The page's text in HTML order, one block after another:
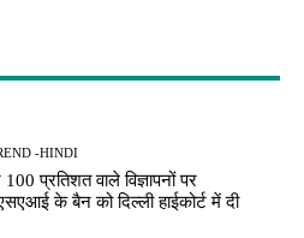
-HINDI
प्रतिशत वाले विज्ञापनों पर
के बैन को दिल्ली हाईकोर्ट में दी